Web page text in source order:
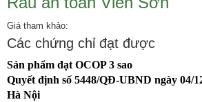
Giá tham khảo:
Các chứng chỉ đạt được
Sản phẩm đạt OCOP 3 sao
Quyết định số 5448/QĐ-UBND ngày 04/
Hà Nội